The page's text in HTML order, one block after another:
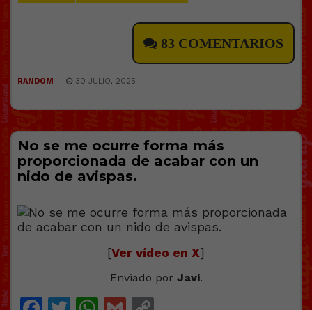
83 COMENTARIOS
RANDOM 30 JULIO, 2025
No se me ocurre forma más
proporcionada de acabar con un
nido de avispas.
[Ver vídeo en X]
Enviado por Javi.